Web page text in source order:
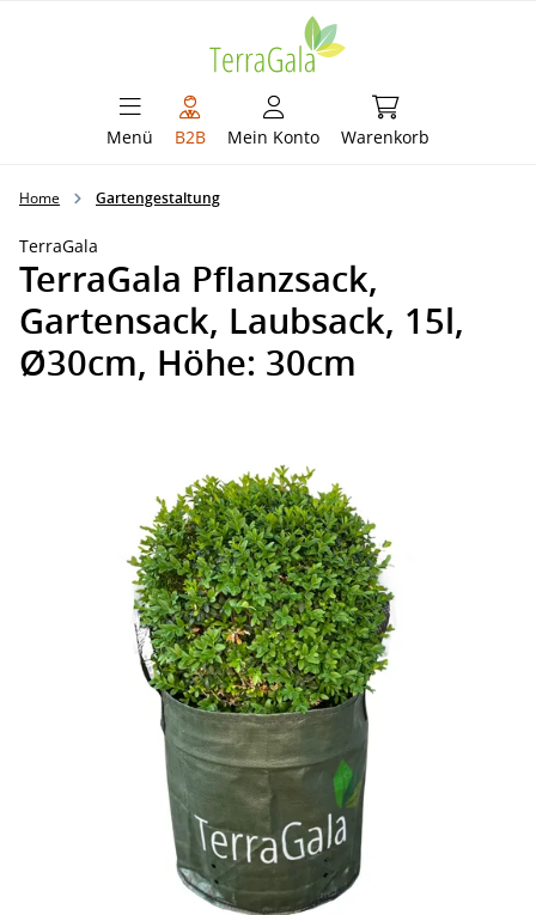
Menü B2B Mein Konto Warenkorb
Warenkorb
Home Gartengestaltung
TerraGala
TerraGala Pflanzsack,
Gartensack, Laubsack, 15l,
Ø30cm, Höhe: 30cm